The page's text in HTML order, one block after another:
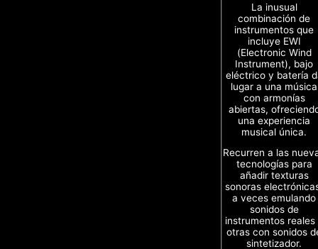
La inusual
combinación de
instrumentos que
incluye EWI
(Electronic Wind
Instrument), bajo
eléctrico y batería
lugar a una música
con armonías
abiertas,
una experiencia
musical única.
Recurren a las
tecnologías para
añadir texturas
sonoras
a veces emulando
sonidos de
instrumentos reales
otras con sonidos
sintetizador.